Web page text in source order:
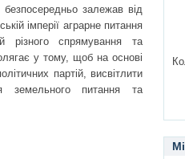
безпосередньо залежав від
імперії аграрне питання
різного спрямування та
у тому, щоб на основі
партій, висвітлити
земельного питання та